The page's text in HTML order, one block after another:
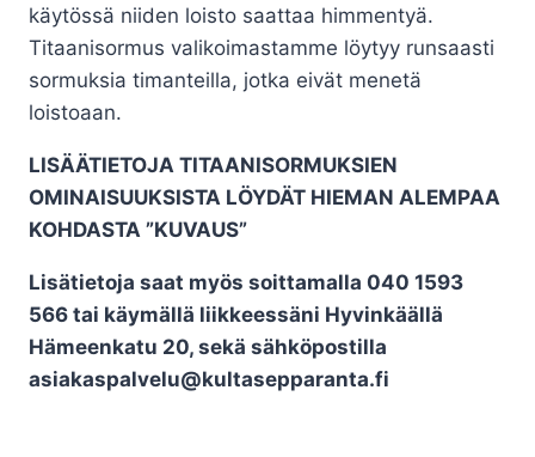
käytössä niiden loisto saattaa himmentyä.
Titaanisormus valikoimastamme löytyy runsaasti
sormuksia timanteilla, jotka eivät menetä
loistoaan.
LISÄÄTIETOJA TITAANISORMUKSIEN
OMINAISUUKSISTA LÖYDÄT HIEMAN ALEMPAA
KOHDASTA ”KUVAUS”
Lisätietoja saat myös soittamalla 040 1593
566 tai käymällä liikkeessäni Hyvinkäällä
Hämeenkatu 20, sekä sähköpostilla
asiakaspalvelu@kultasepparanta.fi